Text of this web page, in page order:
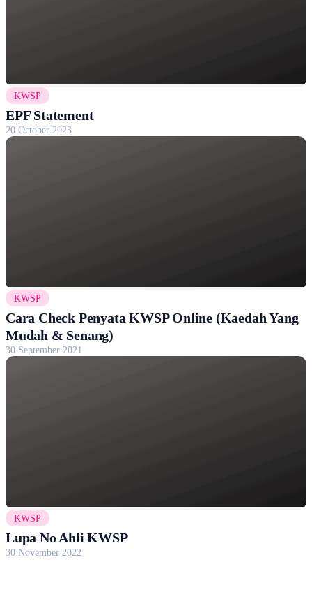
KWSP
EPF Statement
20 October 2023
KWSP
Cara Check Penyata KWSP Online (Kaedah Yang
Mudah & Senang)
30 September 2021
KWSP
Lupa No Ahli KWSP
30 November 2022